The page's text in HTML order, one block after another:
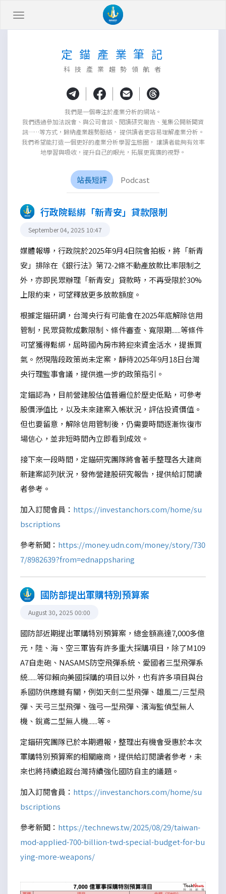
定 錨 產 業 筆 記
科 技 產 業 趨 勢 領 航 者
| | |
我們是一個專注於產業分析的網站。
我們透過參加法說會、與公司會談、閱讀研究報告、蒐集公開新聞資
訊……等方式，歸納產業趨勢脈絡， 提供讀者更容易理解產業分析。
我們希望能打造一個更好的產業分析學習生態圈， 讓讀者能夠有效率
地學習與吸收，提升自己的眼光，拓展更寬廣的視野。
站長短評 Podcast
行政院鬆綁「新青安」貸款限制
September 04, 2025 10:47
媒體報導，行政院於2025年9月4日院會拍板，將「新青
安」排除在《銀行法》第72-2條不動產放款比率限制之
外，亦即民眾辦理「新青安」貸款時，不再受限於30%
上限約束，可望釋放更多放款額度。
根據定錨研調，台灣央行有可能會在2025年底解除信用
管制，民眾貸款成數限制、條件審查、寬限期......等條件
可望獲得鬆綁，屆時國內房市將迎來資金活水，提振買
氣。然現階段政策尚未定案，靜待2025年9月18日台灣
央行理監事會議，提供進一步的政策指引。
定錨認為，目前營建股估值普遍位於歷史低點，可參考
股價淨值比，以及未來建案入帳狀況，評估投資價值。
但也要留意，解除信用管制後，仍需要時間逐漸恢復市
場信心，並非短時間內立即看到成效。
接下來一段時間，定錨研究團隊將會著手整理各大建商
新建案認列狀況，發佈營建股研究報告，提供給訂閱讀
者參考。
加入訂閱會員： https://investanchors.com/home/su
bscriptions
參考新聞： https://money.udn.com/money/story/730
7/8982639?from=ednappsharing
國防部提出軍購特別預算案
August 30, 2025 00:00
國防部近期提出軍購特別預算案，總金額高達7,000多億
元，陸、海、空三軍皆有許多重大採購項目，除了M109
A7自走砲、NASAMS防空飛彈系統、愛國者三型飛彈系
統......等仰賴向美國採購的項目以外，也有許多項目與台
系國防供應鏈有關，例如天劍二型飛彈、雄風二/三型飛
彈、天弓三型飛彈、強弓一型飛彈、濱海監偵型無人
機、銳鳶二型無人機......等。
定錨研究團隊已於本期週報，整理出有機會受惠於本次
軍購特別預算案的相關廠商，提供給訂閱讀者參考，未
來也將持續追蹤台灣持續強化國防自主的議題。
加入訂閱會員： https://investanchors.com/home/su
bscriptions
參考新聞： https://technews.tw/2025/08/29/taiwan-
mod-applied-700-billion-twd-special-budget-for-bu
ying-more-weapons/